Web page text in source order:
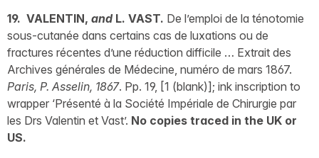
19. VALENTIN, and L. VAST. De l’emploi de la ténotomie
sous-cutanée dans certains cas de luxations ou de
fractures récentes d’une réduction difficile … Extrait des
Archives générales de Médecine, numéro de mars 1867.
Paris, P. Asselin, 1867. Pp. 19, [1 (blank)]; ink inscription to
wrapper ‘Présenté à la Société Impériale de Chirurgie par
les Drs Valentin et Vast’. No copies traced in the UK or
US.